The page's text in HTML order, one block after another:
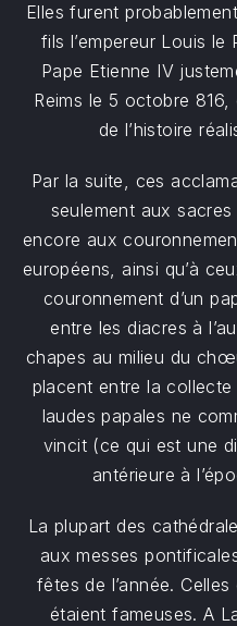
Elles furent
fils l’empereur Louis
Pape Etienne IV
Reims le 5 octobre
de l’histoire
Par la suite, ces
seulement aux
encore aux
européens, ainsi qu’à
couronnement d’un
entre les diacres à
chapes au milieu du
placent entre la collecte
laudes papales ne
vincit (ce qui est une
antérieure à
La plupart des
aux messes
fêtes de l’année.
étaient fameuses. A